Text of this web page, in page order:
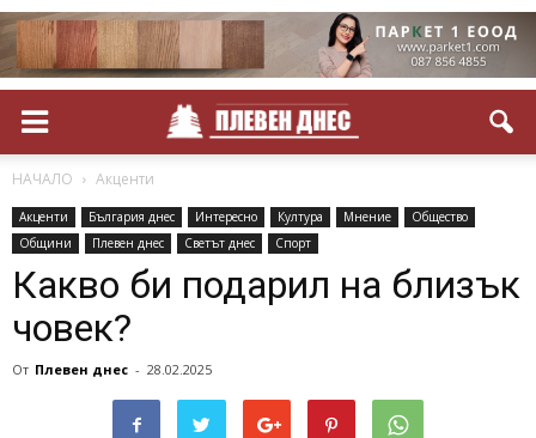
НАЧАЛО Акценти
Акценти България днес Интересно Култура Мнение
Общество
Общини
Плевен днес Светът днес Спорт
Какво би подарил на близък
човек?
От Плевен днес - 28.02.2025